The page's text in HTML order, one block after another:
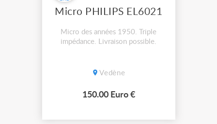
Micro PHILIPS EL6021
Micro des années 1950. Triple
impédance. Livraison possible.
Vedène
150.00 Euro €